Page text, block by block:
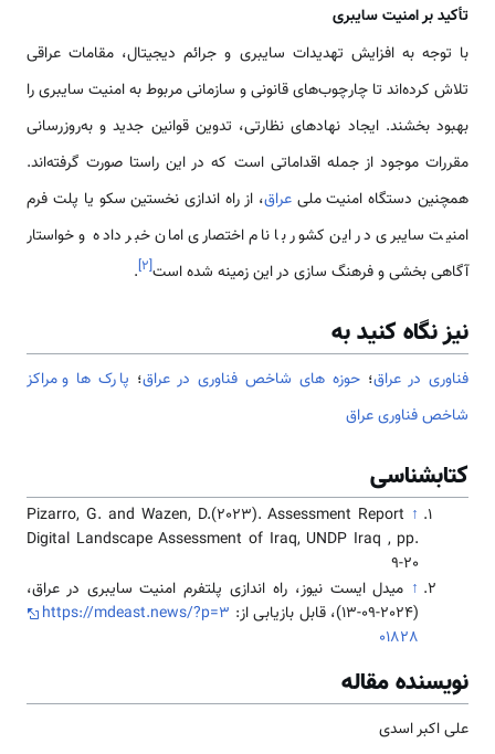
تأکید بر امنیت سایبری
با توجه به افزایش تهدیدات سایبری و جرائم دیجیتال، مقامات عراقی
تلاش کرده‌اند تا چارچوب‌های قانونی و سازمانی مربوط به امنیت سایبری را
بهبود بخشند. ایجاد نهادهای نظارتی، تدوین قوانین جدید و به‌روزرسانی
مقررات موجود از جمله اقداماتی است که در این راستا صورت گرفته‌اند.
همچنین دستگاه امنیت ملیعراق، از راه اندازی نخستین سکو یا پلت فرم
امنیت سایبری در این کشور با نام اختصاری امان خبر داده و خواستار
آگاهی‌ بخشی و فرهنگ سازی در این زمینه شده است[۲]
.
نیز نگاه کنید به
فناوری در عراق؛ حوزه های شاخص فناوری در عراق؛ پارک ها و مراکز
شاخص فناوری عراق
کتابشناسی
↑
Pizarro, G. and Wazen, D.(2023). Assessment Report
Digital Landscape Assessment of Iraq, UNDP Iraq , pp.
9-20
↑ میدل ایست نیوز، راه اندازی پلتفرم امنیت سایبری در عراق،
(2024-09-13)، قابل بازیابی از:
https://mdeast.news/?p=3
01828
نویسنده مقاله
علی اکبر اسدی